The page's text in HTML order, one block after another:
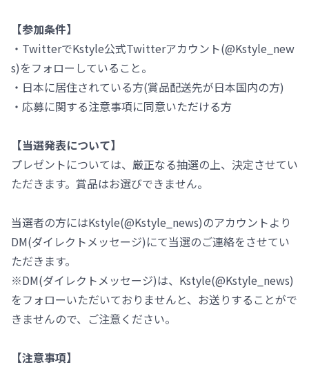
【参加条件】
・TwitterでKstyle公式Twitterアカウント(@Kstyle_new
s)をフォローしていること。
・日本に居住されている方(賞品配送先が日本国内の方)
・応募に関する注意事項に同意いただける方
【当選発表について】
プレゼントについては、厳正なる抽選の上、決定させてい
ただきます。賞品はお選びできません。
当選者の方にはKstyle(@Kstyle_news)のアカウントより
DM(ダイレクトメッセージ)にて当選のご連絡をさせてい
ただきます。
※DM(ダイレクトメッセージ)は、Kstyle(@Kstyle_news)
をフォローいただいておりませんと、お送りすることがで
きませんので、ご注意ください。
【注意事項】